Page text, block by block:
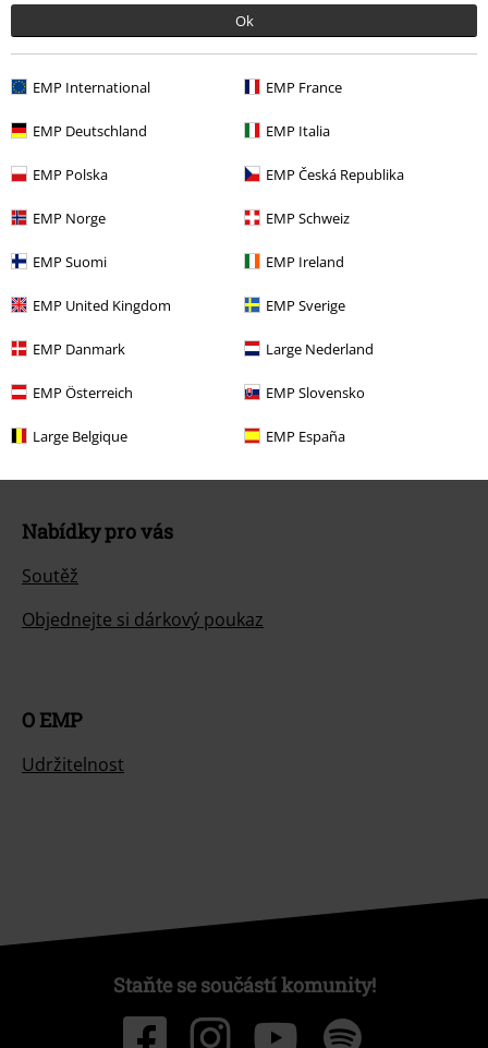
Ok
EMP International EMP France
EMP Deutschland EMP Italia
EMP Polska EMP Česká Republika
EMP Norge EMP Schweiz
EMP Suomi EMP Ireland
EMP United Kingdom EMP Sverige
EMP Danmark Large Nederland
EMP Österreich EMP Slovensko
Large Belgique EMP España
Náš zákaznický servis je k dispozici dnes od 09:00 hod do 17:00 hod.
Zákaznícky servis
Pomoc / FAQ
Podmínky vracení zboží
Vrácení zboží
Všeobecné informace o velikostech
Zrušit členství v BSC
Způsoby platby
Nabídky pro vás
Soutěž
Objednejte si dárkový poukaz
O EMP
Udržitelnost
Staňte se součástí komunity!